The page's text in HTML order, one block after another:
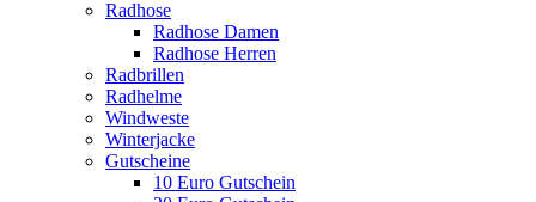
Radhose
Radhose Damen
Radhose Herren
Radbrillen
Radhelme
Windweste
Winterjacke
Gutscheine
10 Euro Gutschein